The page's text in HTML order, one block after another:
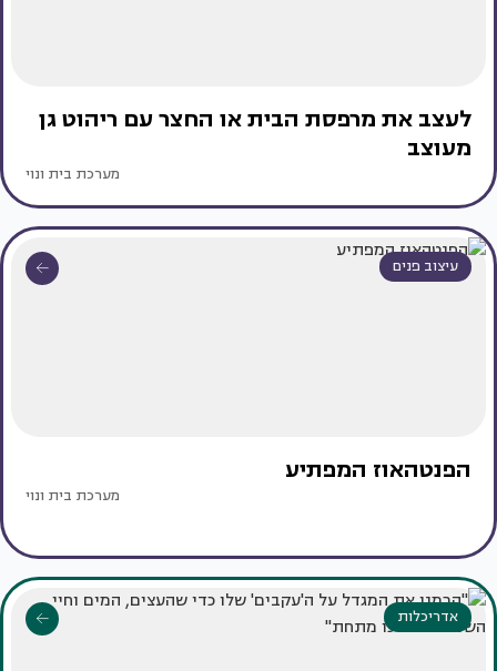
לעצב את מרפסת הבית או החצר עם ריהוט גן
מעוצב
מערכת בית ונוי
עיצוב פנים
הפנטהאוז המפתיע
מערכת בית ונוי
אדריכלות